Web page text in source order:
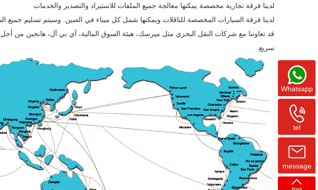
لدينا فرقة تجارية مخصصة يمكنها معالجة جميع الملفات للاستيراد والتصدير والخدمات
لدينا فرقة السيارات المخصصة للناقلات ويمكنها شمل كل ميناء في الصين. وسيتم تسليم جميع
قد تعاوننا مع شركات النقل البحري مثل ميرسك، هيئة السوق المالية، آي بي آل، هانجين من
سريع.
Whatsapp
tel
message